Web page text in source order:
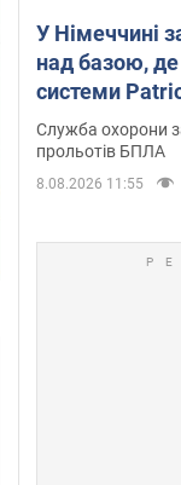
У Німеччині
над базою,
системи
Служба охорони
прольотів БПЛА
8.08.2026 11:55